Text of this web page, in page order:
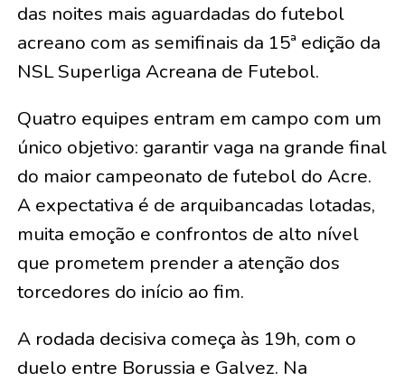
das noites mais aguardadas do futebol
acreano com as semifinais da 15ª edição da
NSL Superliga Acreana de Futebol.
Quatro equipes entram em campo com um
único objetivo: garantir vaga na grande final
do maior campeonato de futebol do Acre.
A expectativa é de arquibancadas lotadas,
muita emoção e confrontos de alto nível
que prometem prender a atenção dos
torcedores do início ao fim.
A rodada decisiva começa às 19h, com o
duelo entre Borussia e Galvez. Na